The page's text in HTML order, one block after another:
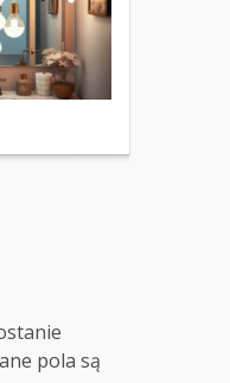
pola są